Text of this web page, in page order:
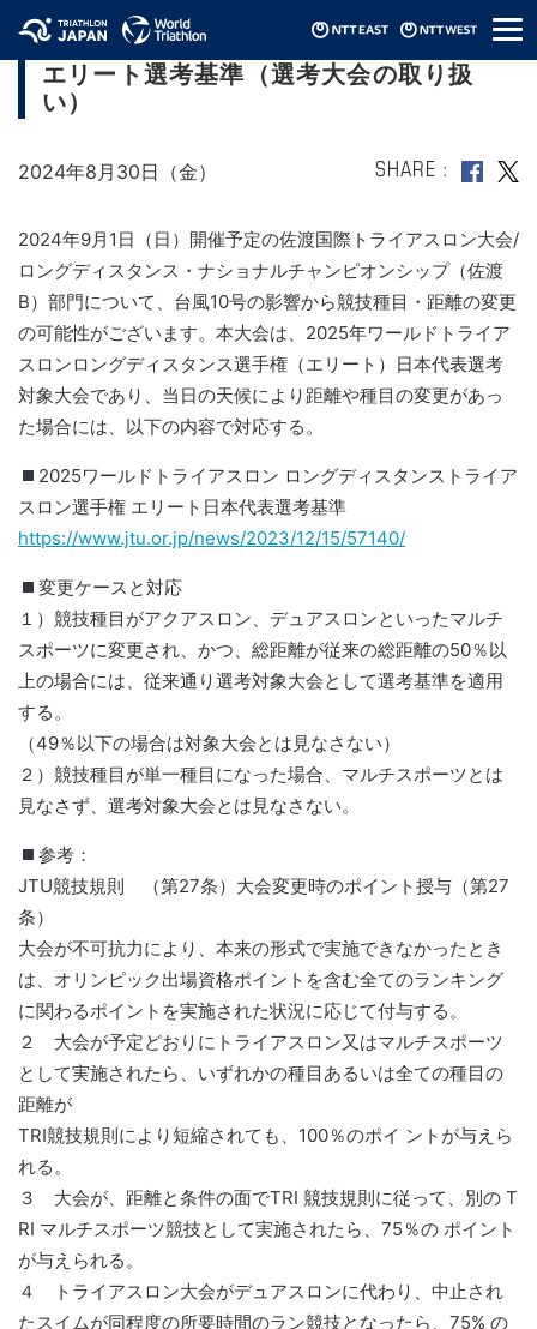
メ
ニ
2025年ワールドトライアスロンLD選手権
エリート選考基準（選考大会の取り扱
い）
2024年8月30日（金） SHARE
2024年9月1日（日）開催予定の佐渡国際トライアスロン大会/
ロングディスタンス・ナショナルチャンピオンシップ（佐渡
B）部門について、台風10号の影響から競技種目・距離の変更
の可能性がございます。本大会は、2025年ワールドトライア
スロンロングディスタンス選手権（エリート）日本代表選考
対象大会であり、当日の天候により距離や種目の変更があっ
た場合には、以下の内容で対応する。
2025ワールドトライアスロン ロングディスタンストライア
スロン選手権 エリート日本代表選考基準
https://www.jtu.or.jp/news/2023/12/15/57140/
変更ケースと対応
１）競技種目がアクアスロン、デュアスロンといったマルチ
スポーツに変更され、かつ、総距離が従来の総距離の50％以
上の場合には、従来通り選考対象大会として選考基準を適用
する。
（49％以下の場合は対象大会とは見なさない）
２）競技種目が単一種目になった場合、マルチスポーツとは
見なさず、選考対象大会とは見なさない。
参考：
JTU競技規則 （第27条）大会変更時のポイント授与（第27
条）
大会が不可抗力により、本来の形式で実施できなかったとき
は、オリンピック出場資格ポイントを含む全てのランキング
に関わるポイントを実施された状況に応じて付与する。
２ 大会が予定どおりにトライアスロン又はマルチスポーツ
として実施されたら、いずれかの種目あるいは全ての種目の
距離が
TRI競技規則により短縮されても、100％のポイ ントが与えら
れる。
３ 大会が、距離と条件の面でTRI 競技規則に従って、別の T
RI マルチスポーツ競技として実施されたら、75％の ポイント
が与えられる。
４ トライアスロン大会がデュアスロンに代わり、中止され
たスイムが同程度の所要時間のラン競技となったら、75% の